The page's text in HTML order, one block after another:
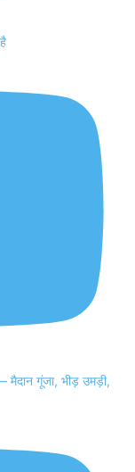
मैदान गूंजा, भीड़ उमड़ी,